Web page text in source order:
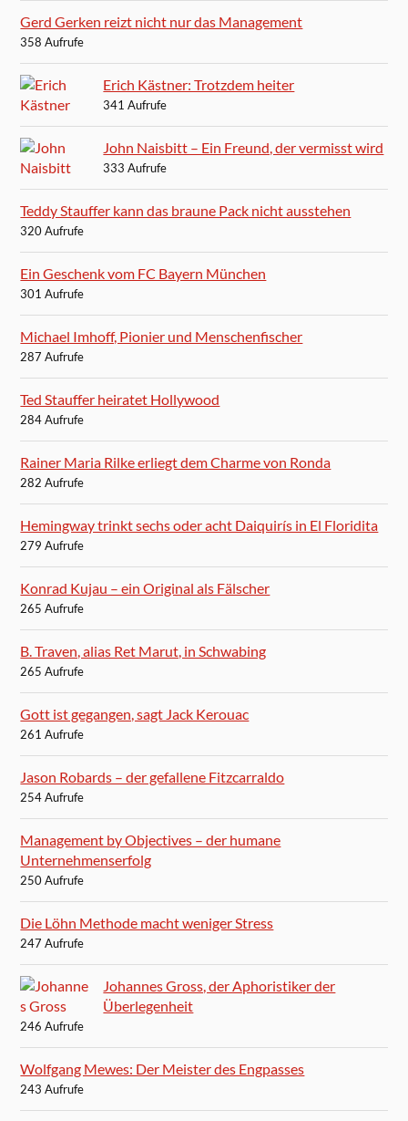
Gerd Gerken reizt nicht nur das Management
358 Aufrufe
Erich Kästner: Trotzdem heiter
341 Aufrufe
John Naisbitt – Ein Freund, der vermisst wird
333 Aufrufe
Teddy Stauffer kann das braune Pack nicht ausstehen
320 Aufrufe
Ein Geschenk vom FC Bayern München
301 Aufrufe
Michael Imhoff, Pionier und Menschenfischer
287 Aufrufe
Ted Stauffer heiratet Hollywood
284 Aufrufe
Rainer Maria Rilke erliegt dem Charme von Ronda
282 Aufrufe
Hemingway trinkt sechs oder acht Daiquirís in El Floridita
279 Aufrufe
Konrad Kujau – ein Original als Fälscher
265 Aufrufe
B. Traven, alias Ret Marut, in Schwabing
265 Aufrufe
Gott ist gegangen, sagt Jack Kerouac
261 Aufrufe
Jason Robards – der gefallene Fitzcarraldo
254 Aufrufe
Management by Objectives – der humane
Unternehmenserfolg
250 Aufrufe
Die Löhn Methode macht weniger Stress
247 Aufrufe
Johannes Gross, der Aphoristiker der
Überlegenheit
246 Aufrufe
Wolfgang Mewes: Der Meister des Engpasses
243 Aufrufe